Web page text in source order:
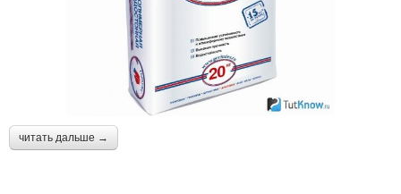
читать дальше →